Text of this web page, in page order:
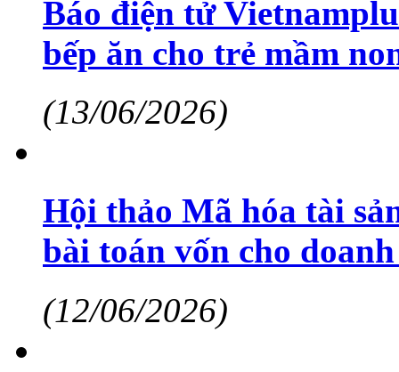
Báo điện tử
bếp ăn cho trẻ mầm
(13/06/2026)
Hội thảo Mã hóa tài
bài toán vốn cho
(12/06/2026)